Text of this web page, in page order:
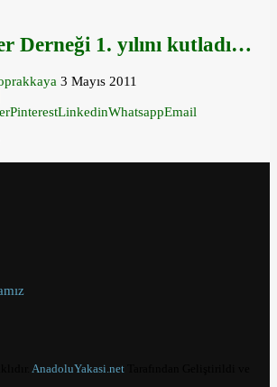
Derneği 1. yılını kutladı…
3 Mayıs 2011
PinterestLinkedinWhatsappEmail
AnadoluYakasi.net